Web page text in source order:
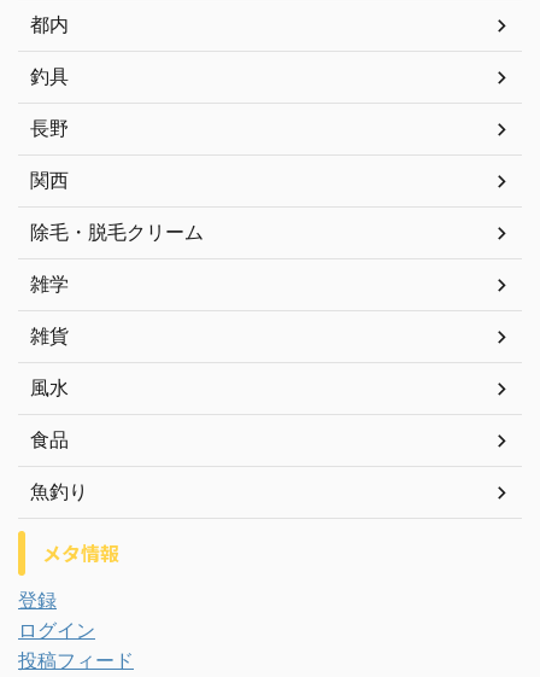
都内
釣具
長野
関西
除毛・脱毛クリーム
雑学
雑貨
風水
食品
魚釣り
メタ情報
登録
ログイン
投稿フィード